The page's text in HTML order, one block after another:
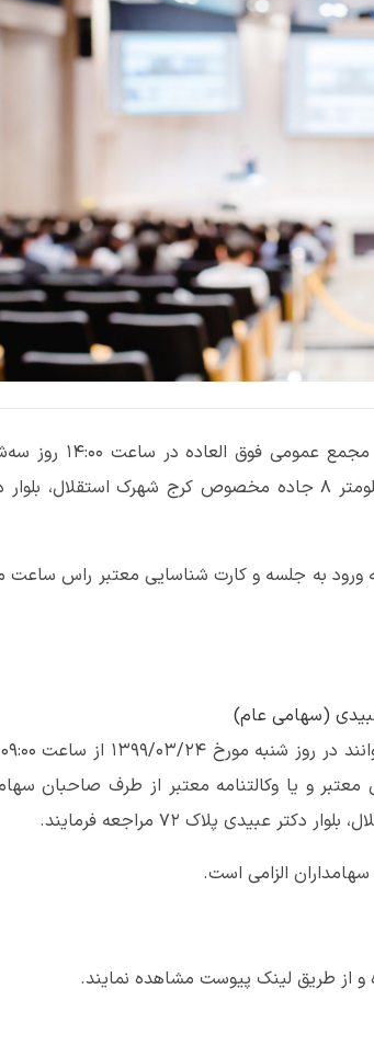
بدینوسیله به اطلاع کلیه سهامداران محترم می‌رساند که جلسه مجمع
مورخ 1399/03/27 درمحل شرکت داروسازی عبیدی واقع در کیلومتر 8 جاده مخصوص کرج شهرک استقلال،
ورود به جلسه و کارت شناسایی معتبر راس ساعت
(سهامی عام)
معتبر و یا وکالتنامه معتبر از طرف صاحبان
و از طریق لینک پیوست مشاهده نمایند.